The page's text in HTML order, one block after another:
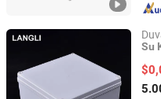
Su
Foshan Langli Hardware
Guangdong, China